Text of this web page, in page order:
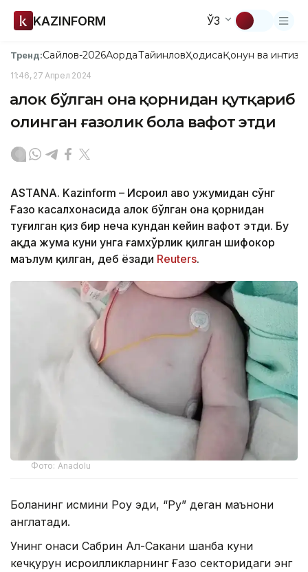
KAZINFORM ЎЗ
Тренд:Сайлов-2026АқордаТайинловҲодисаҚонун ва
11:46, 27 Апрел 2024
Ҳалок бўлган она қорнидан қутқариб
олинган ғазолик бола вафот этди
ASTANA. Kazinform – Исроил ҳаво ҳужумидан сўнг
Ғазо касалхонасида ҳалок бўлган она қорнидан
туғилган қиз бир неча кундан кейин вафот этди. Бу
ҳақда жума куни унга ғамхўрлик қилган шифокор
маълум қилган, деб ёзади Reuters.
Фото: Anadolu
Боланинг исмини Роу эди, “Руҳ” деган маънони
англатади.
Унинг онаси Сабрин Ал-Сакани шанба куни
кечқурун исроилликларнинг Ғазо секторидаги энг